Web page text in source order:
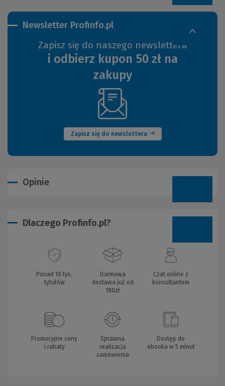
Newsletter Profinfo.pl
Zapisz się do naszego newslettera
i odbierz kupon 50 zł na
zakupy
Zapisz się do newslettera
(Nowe
okno)
Opinie
Dlaczego Profinfo.pl?
Ponad 10 tys.
tytułów
Darmowa
dostawa już od
180zł
Czat online z
konsultantem
Promocyjne ceny
i rabaty
Sprawna
realizacja
zamówienia
Dostęp do
ebooka w 5 minut